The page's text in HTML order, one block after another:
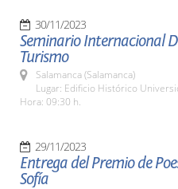
30/11/2023
Seminario Internacional
Turismo
Salamanca (Salamanca)
Lugar: Edificio Histórico
Hora: 09:30 h.
29/11/2023
Entrega del Premio de
Sofía